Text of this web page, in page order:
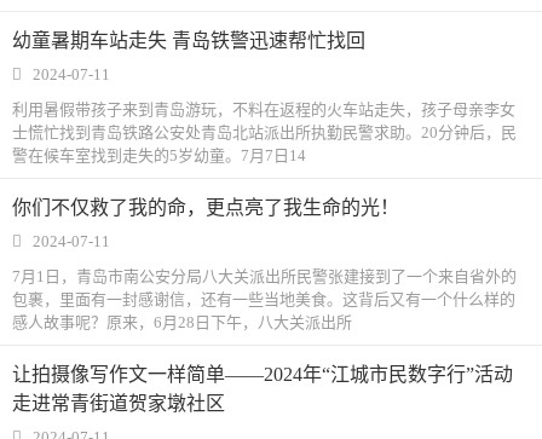
幼童暑期车站走失 青岛铁警迅速帮忙找回
2024-07-11
利用暑假带孩子来到青岛游玩，不料在返程的火车站走失，孩子母亲李女
士慌忙找到青岛铁路公安处青岛北站派出所执勤民警求助。20分钟后，民
警在候车室找到走失的5岁幼童。7月7日14
你们不仅救了我的命，更点亮了我生命的光！
2024-07-11
7月1日，青岛市南公安分局八大关派出所民警张建接到了一个来自省外的
包裹，里面有一封感谢信，还有一些当地美食。这背后又有一个什么样的
感人故事呢？原来，6月28日下午，八大关派出所
让拍摄像写作文一样简单——2024年“江城市民数字行”活动
走进常青街道贺家墩社区